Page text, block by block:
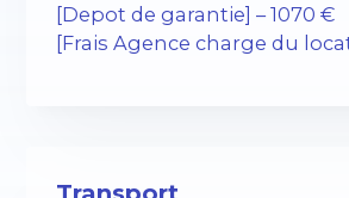
[Depot de garantie] – 1070 €
[Frais Agence charge du